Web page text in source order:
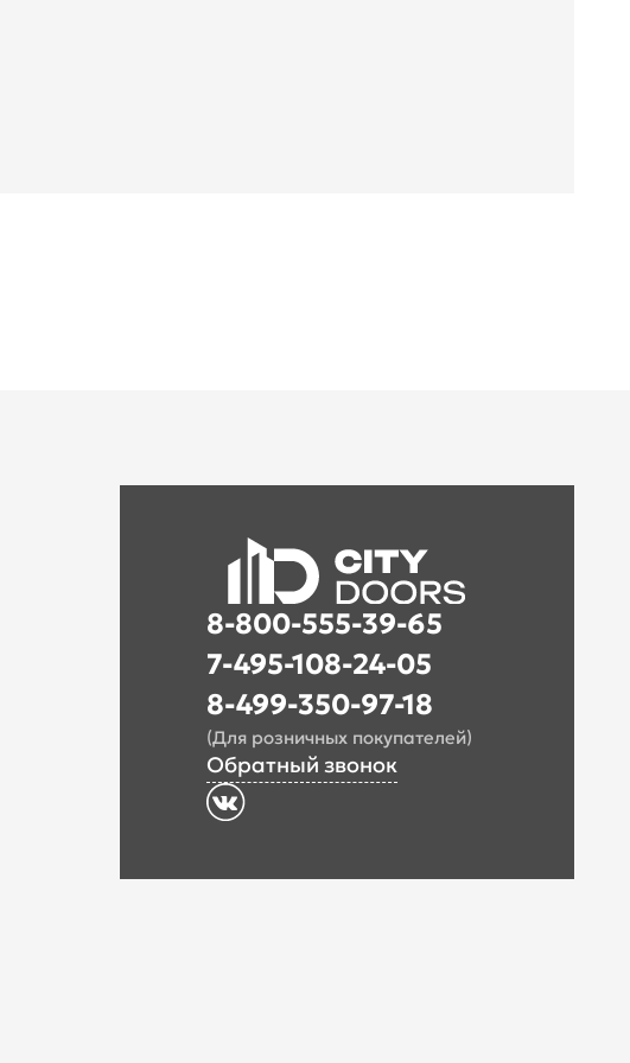
8-800-555-39-65
7-495-108-24-05
8-499-350-97-18
(Для розничных покупателей)
Обратный звонок